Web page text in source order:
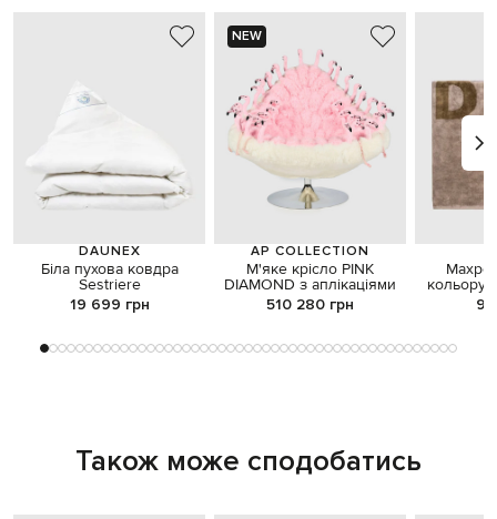
DAUNEX
Біла пухова ковдра
Sestriere
19 699 грн
NEW
AP COLLECTION
М'яке крісло PINK
DIAMOND з аплікаціями
510 280 грн
кольору
9
Також може сподобатись